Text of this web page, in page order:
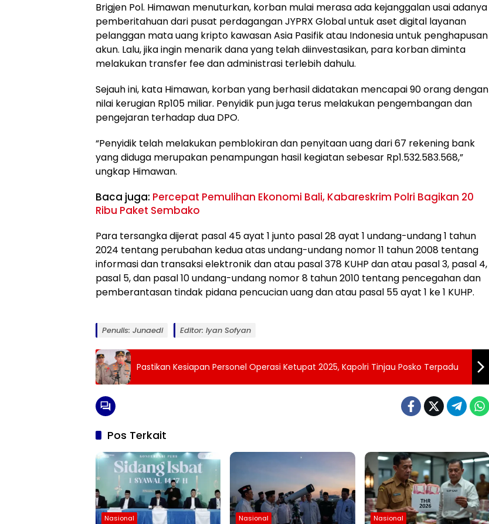
Brigjen Pol. Himawan menuturkan, korban mulai merasa ada kejanggalan usai adanya
pemberitahuan dari pusat perdagangan JYPRX Global untuk aset digital layanan
pelanggan mata uang kripto kawasan Asia Pasifik atau Indonesia untuk penghapusan
akun. Lalu, jika ingin menarik dana yang telah diinvestasikan, para korban diminta
melakukan transfer fee dan administrasi terlebih dahulu.
Sejauh ini, kata Himawan, korban yang berhasil didatakan mencapai 90 orang dengan
nilai kerugian Rp105 miliar. Penyidik pun juga terus melakukan pengembangan dan
pengejaran terhadap dua DPO.
“Penyidik telah melakukan pemblokiran dan penyitaan uang dari 67 rekening bank
yang diduga merupakan penampungan hasil kegiatan sebesar Rp1.532.583.568,”
ungkap Himawan.
Baca juga: Percepat Pemulihan Ekonomi Bali, Kabareskrim Polri Bagikan 20
Ribu Paket Sembako
Para tersangka dijerat pasal 45 ayat 1 junto pasal 28 ayat 1 undang-undang 1 tahun
2024 tentang perubahan kedua atas undang-undang nomor 11 tahun 2008 tentang
informasi dan transaksi elektronik dan atau pasal 378 KUHP dan atau pasal 3, pasal 4,
pasal 5, dan pasal 10 undang-undang nomor 8 tahun 2010 tentang pencegahan dan
pemberantasan tindak pidana pencucian uang dan atau pasal 55 ayat 1 ke 1 KUHP.
Penulis: Junaedi Editor: Iyan Sofyan
Pastikan Kesiapan Personel Operasi Ketupat 2025, Kapolri Tinjau Posko Terpadu
Pos Terkait
Nasional Nasional Nasional